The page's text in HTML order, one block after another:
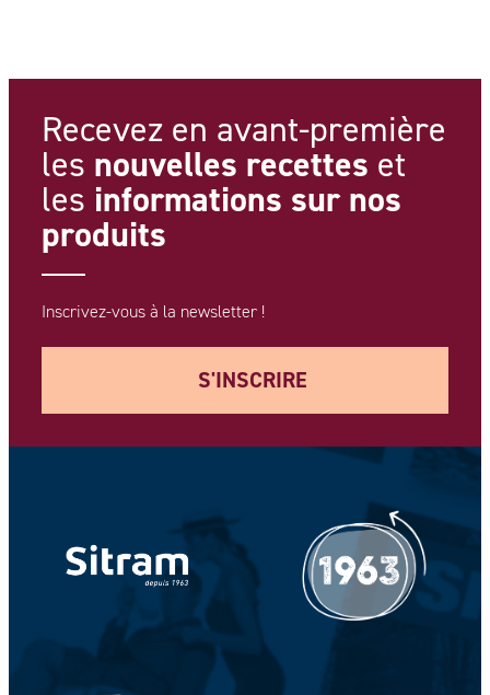
Recevez en avant-première
les nouvelles recettes et
les informations sur nos
produits
Inscrivez-vous à la newsletter !
S'INSCRIRE
Votre Nom *